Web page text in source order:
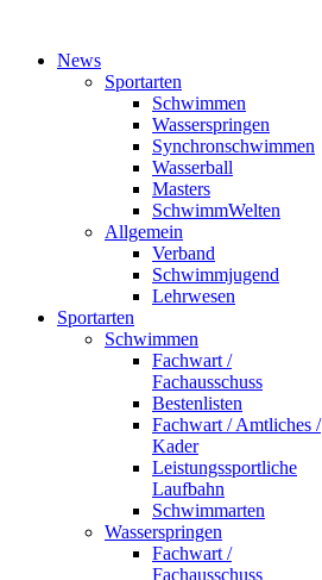
News
Sportarten
Schwimmen
Wasserspringen
Synchronschwimmen
Wasserball
Masters
SchwimmWelten
Allgemein
Verband
Schwimmjugend
Lehrwesen
Sportarten
Schwimmen
Fachwart /
Fachausschuss
Bestenlisten
Fachwart / Amtliches /
Kader
Leistungssportliche
Laufbahn
Schwimmarten
Wasserspringen
Fachwart /
Fachausschuss